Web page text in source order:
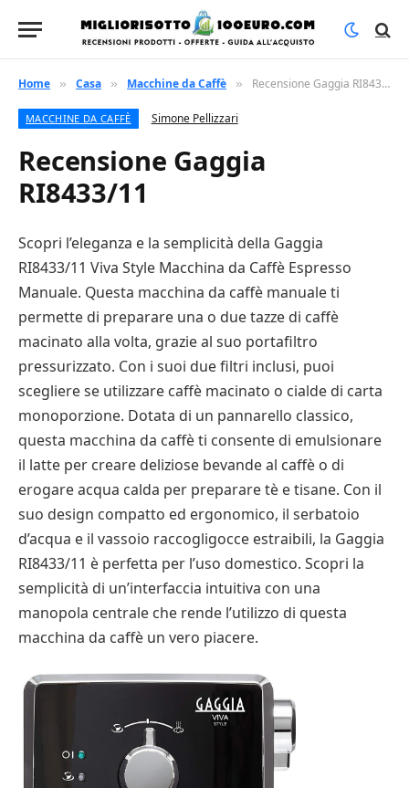
Home » Casa » Macchine da Caffè » Recensione Gaggia RI8433/11
MACCHINE DA CAFFÈ Simone Pellizzari
Recensione Gaggia
RI8433/11
Scopri l’eleganza e la semplicità della Gaggia
RI8433/11 Viva Style Macchina da Caffè Espresso
Manuale. Questa macchina da caffè manuale ti
permette di preparare una o due tazze di caffè
macinato alla volta, grazie al suo portafiltro
pressurizzato. Con i suoi due filtri inclusi, puoi
scegliere se utilizzare caffè macinato o cialde di carta
monoporzione. Dotata di un pannarello classico,
questa macchina da caffè ti consente di emulsionare
il latte per creare deliziose bevande al caffè o di
erogare acqua calda per preparare tè e tisane. Con il
suo design compatto ed ergonomico, il serbatoio
d’acqua e il vassoio raccogligocce estraibili, la Gaggia
RI8433/11 è perfetta per l’uso domestico. Scopri la
semplicità di un’interfaccia intuitiva con una
manopola centrale che rende l’utilizzo di questa
macchina da caffè un vero piacere.